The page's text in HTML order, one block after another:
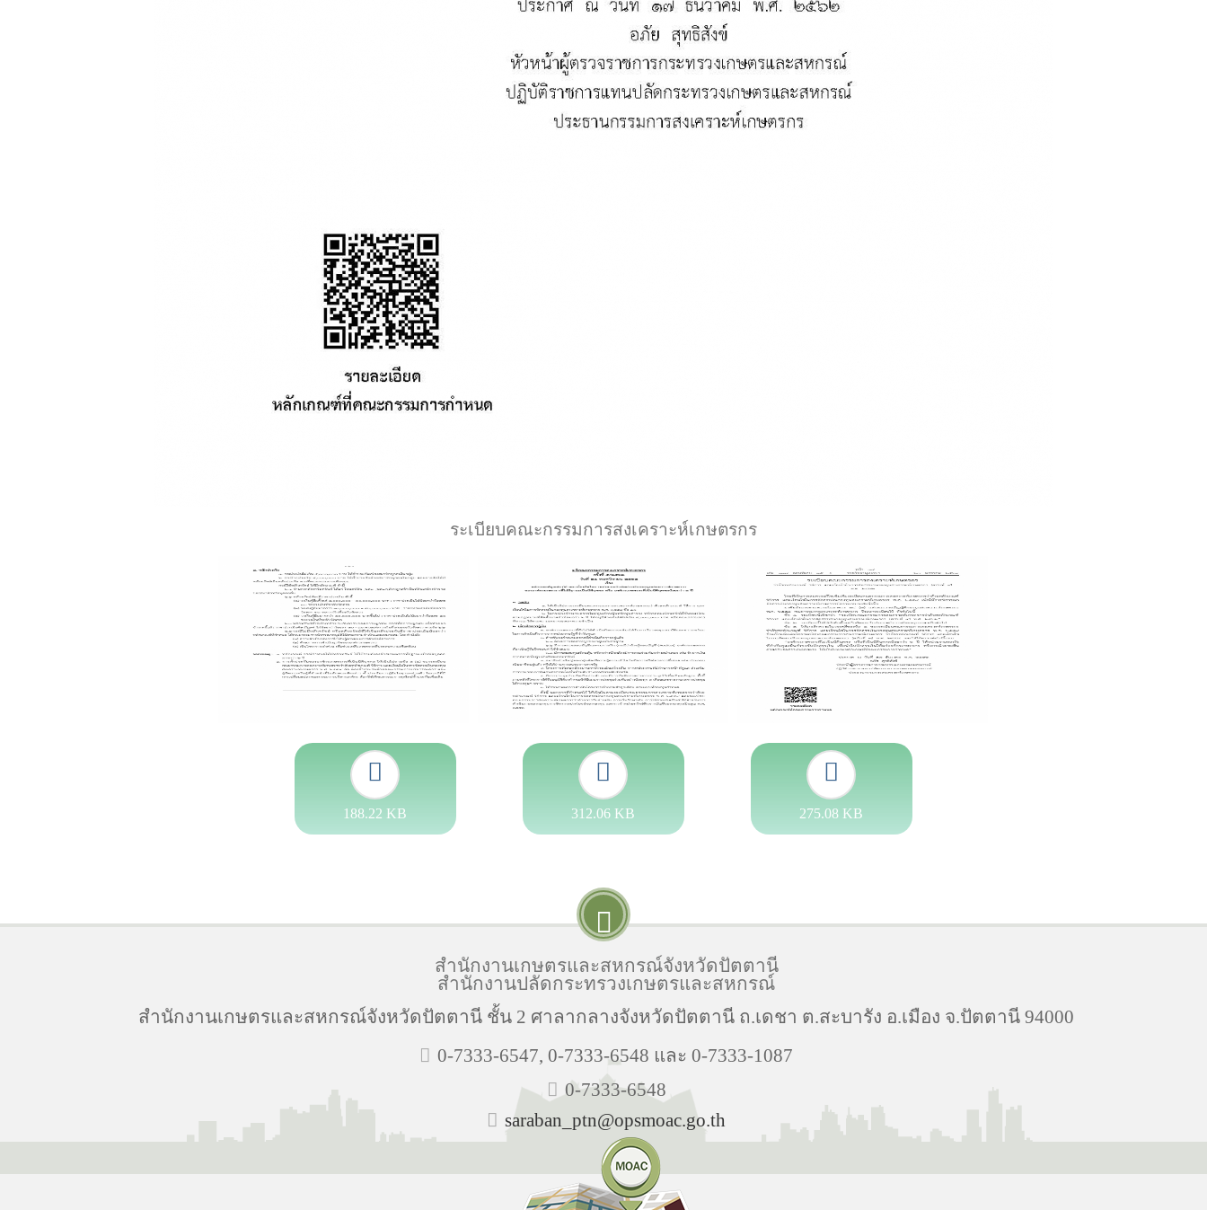
ระเบียบคณะกรรมการสงเคราะห์เกษตรกร
188.22 KB 312.06 KB 275.08 KB
สำนักงานเกษตรและสหกรณ์จังหวัดปัตตานี
สำนักงานปลัดกระทรวงเกษตรและสหกรณ์
สำนักงานเกษตรและสหกรณ์จังหวัดปัตตานี ชั้น 2 ศาลากลางจังหวัดปัตตานี ถ.เดชา ต.สะบารัง อ.เมือง จ.ปัตตานี 94000
0-7333-6547, 0-7333-6548 และ 0-7333-1087
0-7333-6548
saraban_ptn@opsmoac.go.th